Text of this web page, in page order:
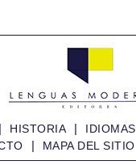
| HISTORIA | IDIOMAS
| MAPA DEL SITIO